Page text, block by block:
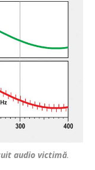
audio victimă.